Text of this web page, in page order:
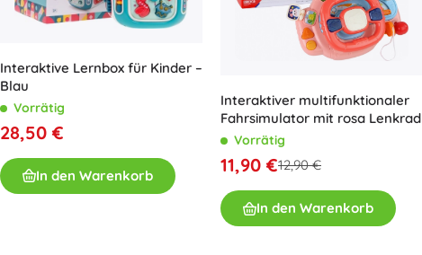
Interaktive Lernbox für Kinder –
Blau
Vorrätig
28,50 €
In den Warenkorb
Interaktiver multifunktionaler
Fahrsimulator mit rosa Lenkrad
Vorrätig
11,90 €12,90 €
In den Warenkorb